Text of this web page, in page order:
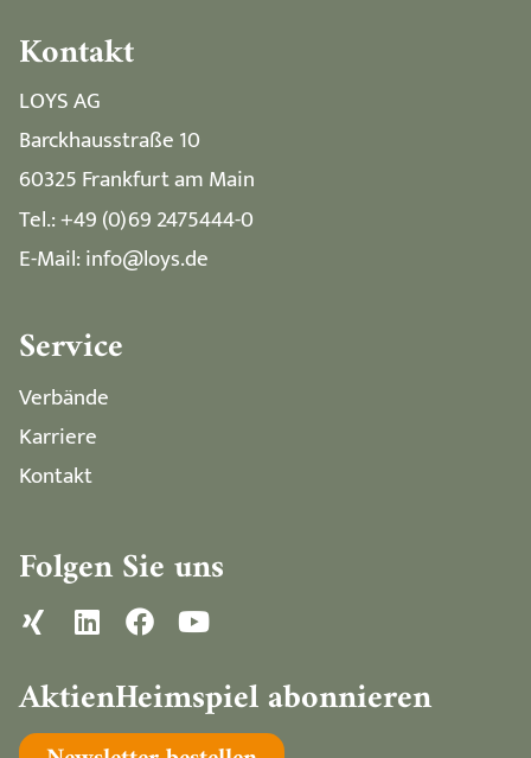
Kontakt
LOYS AG
Barckhausstraße 10
60325 Frankfurt am Main
Tel.: +49 (0)69 2475444-0
E-Mail: info@loys.de
Service
Verbände
Karriere
Kontakt
Folgen Sie uns
AktienHeimspiel abonnieren